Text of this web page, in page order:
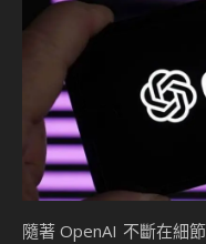
隨著 OpenAI 不斷在細